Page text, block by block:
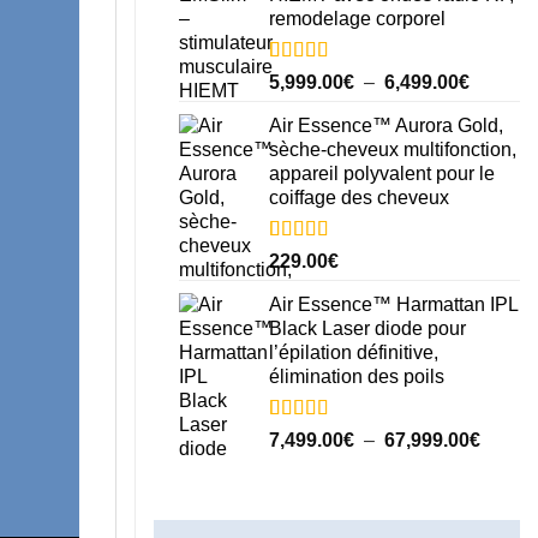
remodelage corporel
Noté5.00
sur 5 basé
sur
15
notations
client
5,999.00€ – 6,499.00€Plage
prix :
à
Air Essence™ Aurora Gold,
sèche-cheveux multifonction,
appareil polyvalent pour le
coiffage des cheveux
Noté5.00
sur 5 basé
sur
3
notations
client
229.00€
Air Essence™ Harmattan IPL
Black Laser diode pour
l’épilation définitive,
élimination des poils
Noté5.00
sur 5 basé
17
7,499.00€ – 67,999.00€Plage